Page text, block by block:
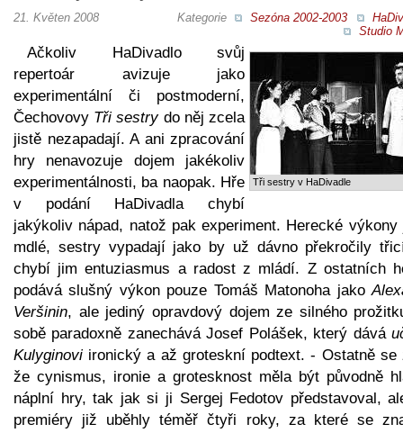
Kategorie Sezóna 2002-2003
Studio
21. Květen 2008
Tři sestry v HaDivadle
Ačkoliv HaDivadlo svůj
repertoár avizuje jako
experimentální či postmoderní,
Čechovovy Tři sestrydo něj zcela
jistě nezapadají. A ani zpracování
hry nenavozuje dojem jakékoliv
experimentálnosti, ba naopak. Hře
v podání HaDivadla chybí
jakýkoliv nápad, natož pak experiment. Herecké výkony
mdlé, sestry vypadají jako by už dávno překročily
chybí jim entuziasmus a radost z mládí. Z ostatních
podává slušný výkon pouze Tomáš Matonoha jako
Veršinin, ale jediný opravdový dojem ze silného
sobě paradoxně zanechává Josef Polášek, který dává
Kulyginovi ironický a až groteskní podtext. - Ostatně se
že cynismus, ironie a grotesknost měla být původně
náplní hry, tak jak si ji Sergej Fedotov představoval,
premiéry již uběhly téměř čtyři roky, za které se